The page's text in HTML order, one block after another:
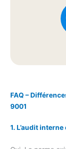
FAQ –
9001
1. L’audit